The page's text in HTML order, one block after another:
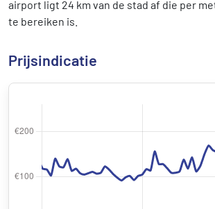
airport ligt 24 km van de stad af die per
te bereiken is.
Prijsindicatie